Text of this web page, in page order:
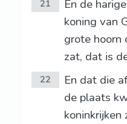
21
En de
koning van
grote hoorn
zat, dat is
22
En dat die
de plaats